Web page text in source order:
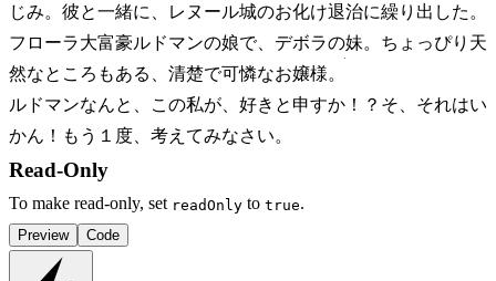
じみ。彼と一緒に、レヌール城のお化け退治に繰り出した。
フローラ大富豪ルドマンの娘で、デボラの妹。ちょっぴり天
然なところもある、清楚で可憐なお嬢様。
ルドマンなんと、この私が、好きと申すか！？そ、それはい
かん！もう１度、考えてみなさい。
Read-Only
To make read-only, set readOnly to true.
Preview Code